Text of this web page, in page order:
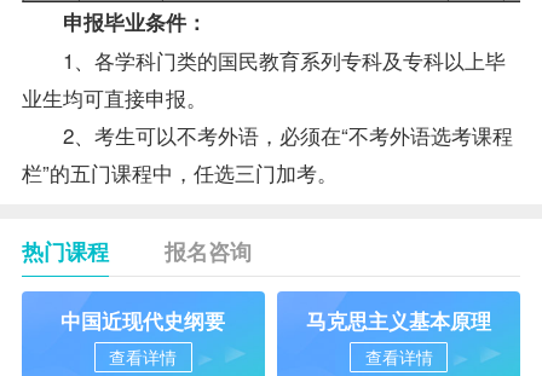
申报毕业条件：
1、各学科门类的国民教育系列专科及专科以上毕
业生均可直接申报。
2、考生可以不考外语，必须在“不考外语选考课程
栏”的五门课程中，任选三门加考。
热门课程 报名咨询
中国近现代史纲要
查看详情
马克思主义基本原理
查看详情